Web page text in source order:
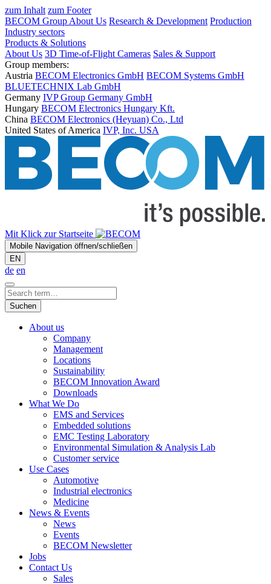
zum Inhalt zum Footer
BECOM Group About Us Research & Development Production
Industry sectors
Products & Solutions
About Us 3D Time-of-Flight Cameras Sales & Support
Group members:
Austria BECOM Electronics GmbH BECOM Systems GmbH
BLUETECHNIX Lab GmbH
Germany IVP Group Germany GmbH
Hungary BECOM Electronics Hungary Kft.
China BECOM Electronics (Heyuan) Co., Ltd
United States of America IVP, Inc. USA
Mit Klick zur Startseite
Mobile Navigation öffnen/schließen
EN
de en
Suchen
About us
Company
Management
Locations
Sustainability
BECOM Innovation Award
Downloads
What We Do
EMS and Services
Embedded solutions
EMC Testing Laboratory
Environmental Simulation & Analysis Lab
Customer service
Use Cases
Automotive
Industrial electronics
Medicine
News & Events
News
Events
BECOM Newsletter
Jobs
Contact Us
Sales